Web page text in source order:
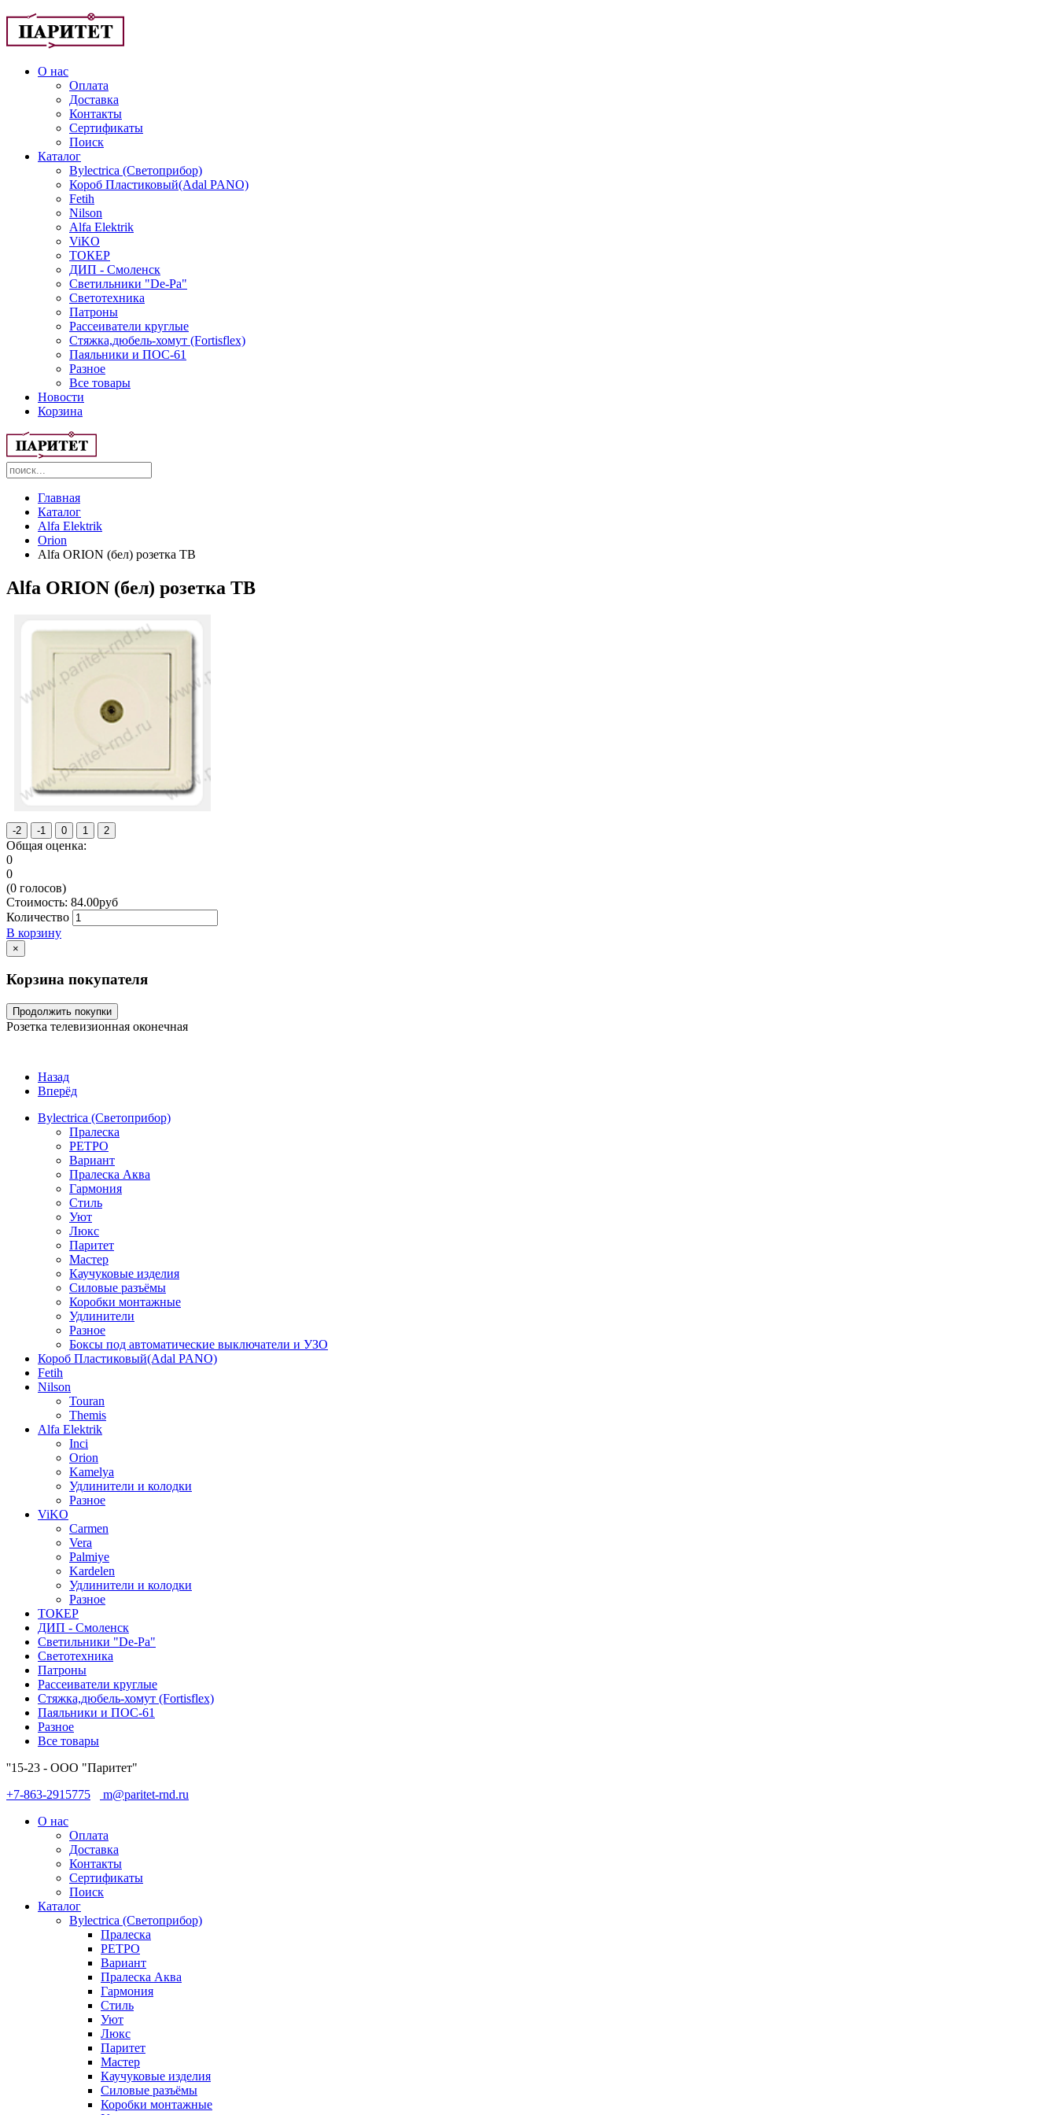
О нас
Оплата
Доставка
Контакты
Сертификаты
Поиск
Каталог
Bylectrica (Светоприбор)
Короб Пластиковый(Adal PANO)
Fetih
Nilson
Alfa Elektrik
ViKO
ТОКЕР
ДИП - Смоленск
Светильники "De-Pa"
Светотехника
Патроны
Рассеиватели круглые
Стяжка,дюбель-хомут (Fortisflex)
Паяльники и ПОС-61
Разное
Все товары
Новости
Корзина
Главная
Каталог
Alfa Elektrik
Orion
Alfa ORION (бел) розетка ТВ
Alfa ORION (бел) розетка ТВ
Общая оценка:
0
0
(0 голосов)
Стоимость: 84.00руб
Количество
В корзину
×
Корзина покупателя
Продолжить покупки
Розетка телевизионная оконечная
Назад
Вперёд
Bylectrica (Светоприбор)
Пралеска
РЕТРО
Вариант
Пралеска Аква
Гармония
Стиль
Уют
Люкс
Паритет
Мастер
Каучуковые изделия
Силовые разъёмы
Коробки монтажные
Удлинители
Разное
Боксы под автоматические выключатели и УЗО
Короб Пластиковый(Adal PANO)
Fetih
Nilson
Touran
Themis
Alfa Elektrik
Inci
Orion
Kamelya
Удлинители и колодки
Разное
ViKO
Carmen
Vera
Palmiye
Kardelen
Удлинители и колодки
Разное
ТОКЕР
ДИП - Смоленск
Светильники "De-Pa"
Светотехника
Патроны
Рассеиватели круглые
Стяжка,дюбель-хомут (Fortisflex)
Паяльники и ПОС-61
Разное
Все товары
''15-23 - ООО "Паритет"
+7-863-2915775
m@paritet-rnd.ru
О нас
Оплата
Доставка
Контакты
Сертификаты
Поиск
Каталог
Bylectrica (Светоприбор)
Пралеска
РЕТРО
Вариант
Пралеска Аква
Гармония
Стиль
Уют
Люкс
Паритет
Мастер
Каучуковые изделия
Силовые разъёмы
Коробки монтажные